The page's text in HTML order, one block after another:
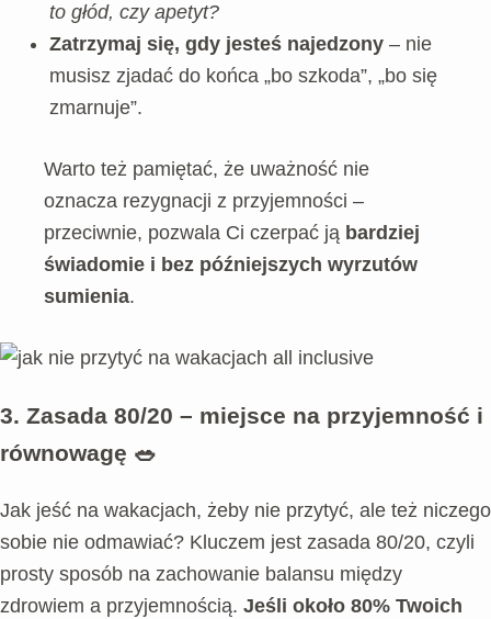
to głód, czy apetyt?
Zatrzymaj się, gdy jesteś najedzony – nie
musisz zjadać do końca „bo szkoda”, „bo się
zmarnuje”.
Warto też pamiętać, że uważność nie
oznacza rezygnacji z przyjemności –
przeciwnie, pozwala Ci czerpać ją bardziej
świadomie i bez późniejszych wyrzutów
sumienia.
3. Zasada 80/20 – miejsce na przyjemność i
równowagę 🥗
Jak jeść na wakacjach, żeby nie przytyć, ale też niczego
sobie nie odmawiać? Kluczem jest zasada 80/20, czyli
prosty sposób na zachowanie balansu między
zdrowiem a przyjemnością. Jeśli około 80% Twoich